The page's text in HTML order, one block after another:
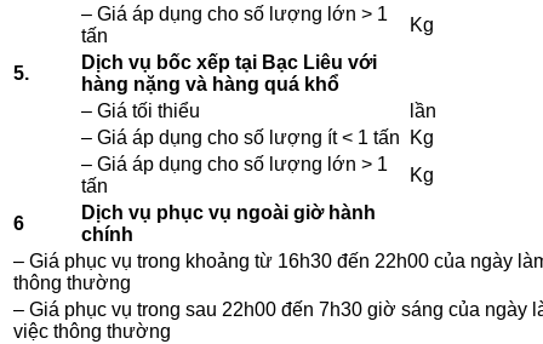
– Giá áp dụng cho số lượng lớn > 1
tấn
Kg
5.
Dịch vụ bốc xếp tại Bạc Liêu với
hàng nặng và hàng quá khổ
– Giá tối thiểu
lần
– Giá áp dụng cho số lượng ít < 1 tấn
Kg
– Giá áp dụng cho số lượng lớn > 1
tấn
Kg
6
Dịch vụ phục vụ ngoài giờ hành
chính
– Giá phục vụ trong khoảng từ 16h30 đến 22h00 của ngày
thông thường
– Giá phục vụ trong sau 22h00 đến 7h30 giờ sáng của ngày
việc thông thường